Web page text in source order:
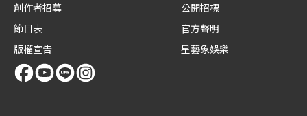
創作者招募
節目表
版權宣告
公開招標
官方聲明
星藝象娛樂